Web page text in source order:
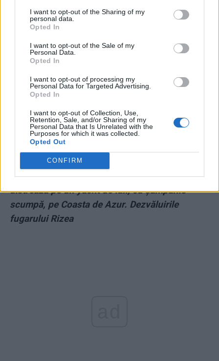
I want to opt-out of the Sharing of my
personal data.
Opted In
I want to opt-out of the Sale of my
Personal Data.
Opted In
I want to opt-out of processing my
Personal Data for Targeted Advertising.
Opted In
I want to opt-out of Collection, Use,
Retention, Sale, and/or Sharing of my
Personal Data that Is Unrelated with the
Purposes for which it was collected.
Opted Out
CONFIRM
12 ani și 8 luni de închisoare și avea de plătit
480.000 de euro
Ceas de 21.000 de dolari la mâna cu care
Tudorache-Diamant strânge semnături pentru
demiterea lui Clotilde Armand!
Sputnik în Basarabia – 3 ani interdicție de
intrare în România! A fost întors de la Vama
Albița
*Fostul șef al ANI, Horia Georgescu, se
distrează pe un yacht de lux, cu șampanie
scumpă, pe Coasta de Azur. Dezvăluirile
fugarului Rizea